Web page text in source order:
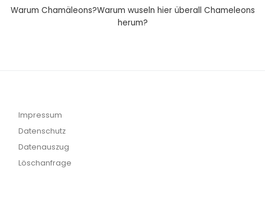
Warum Chamäleons?Warum wuseln hier überall Chameleons
herum?
Impressum
Datenschutz
Datenauszug
Löschanfrage